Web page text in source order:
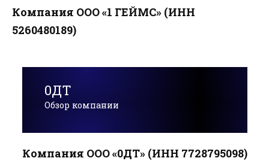
Компания ООО «1 ГЕЙМС» (ИНН
5260480189)
0ДТ
Обзор компании
Компания ООО «0ДТ» (ИНН 7728795098)